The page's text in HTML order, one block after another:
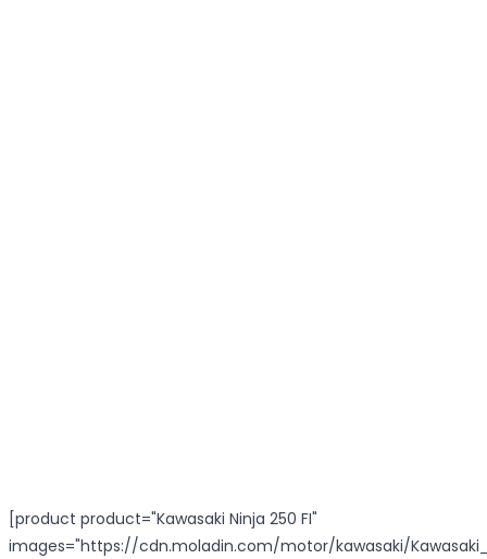
[product product="Kawasaki Ninja 250 FI"
images="https://cdn.moladin.com/motor/kawasaki/